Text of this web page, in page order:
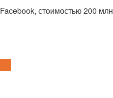
стоимостью 200